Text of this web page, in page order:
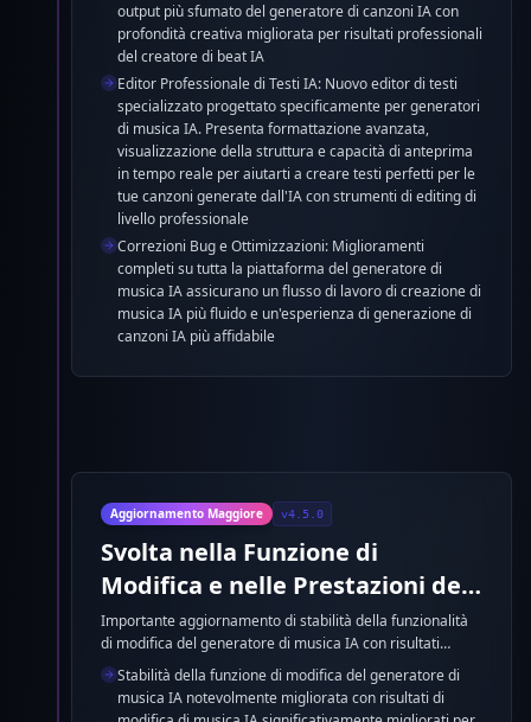
output più sfumato del generatore di canzoni IA con
profondità creativa migliorata per risultati professionali
del creatore di beat IA
Editor Professionale di Testi IA: Nuovo editor di testi
specializzato progettato specificamente per generatori
di musica IA. Presenta formattazione avanzata,
visualizzazione della struttura e capacità di anteprima
in tempo reale per aiutarti a creare testi perfetti per le
tue canzoni generate dall'IA con strumenti di editing di
livello professionale
Correzioni Bug e Ottimizzazioni: Miglioramenti
completi su tutta la piattaforma del generatore di
musica IA assicurano un flusso di lavoro di creazione di
musica IA più fluido e un'esperienza di generazione di
canzoni IA più affidabile
Aggiornamento Maggiore v4.5.0
Svolta nella Funzione di
Modifica e nelle Prestazioni del
Generatore di Musica IA
Importante aggiornamento di stabilità della funzionalità
di modifica del generatore di musica IA con risultati
significativamente migliorati. Modelli V7.0 e V6.0 del
generatore di musica IA migliorati per qualità superiore
delle canzoni IA e prestazioni. Ottimizzazioni aggiuntive
Stabilità della funzione di modifica del generatore di
musica IA notevolmente migliorata con risultati di